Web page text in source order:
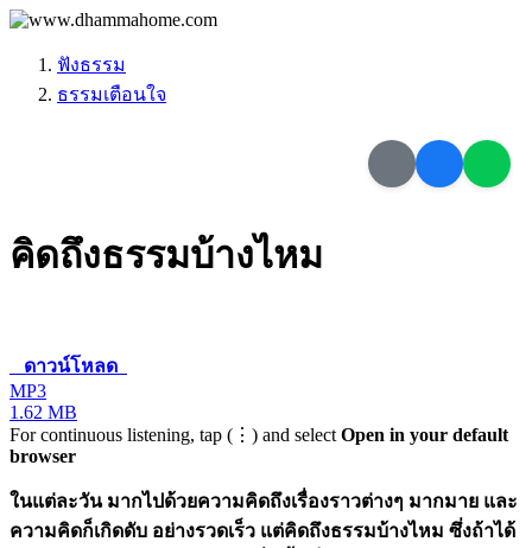
ฟังธรรม
ธรรมเตือนใจ
คิดถึงธรรมบ้างไหม
ดาวน์โหลด
MP3
1.62 MB
For continuous listening, tap (⋮) and select Open in your default
browser
ในแต่ละวัน มากไปด้วยความคิดถึงเรื่องราวต่างๆ มากมาย และ
ความคิดก็เกิดดับ อย่างรวดเร็ว แต่คิดถึงธรรมบ้างไหม ซึ่งถ้าได้